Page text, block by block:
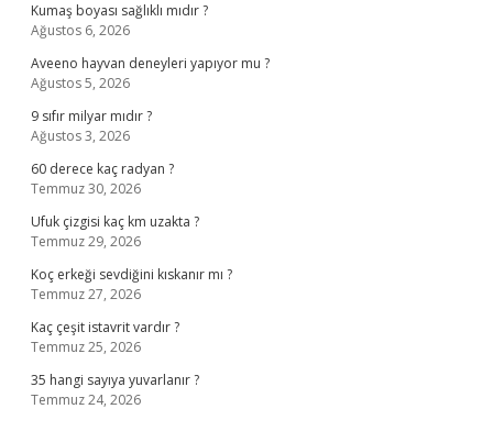
Kumaş boyası sağlıklı mıdır ?
Ağustos 6, 2026
Aveeno hayvan deneyleri yapıyor mu ?
Ağustos 5, 2026
9 sıfır milyar mıdır ?
Ağustos 3, 2026
60 derece kaç radyan ?
Temmuz 30, 2026
Ufuk çizgisi kaç km uzakta ?
Temmuz 29, 2026
Koç erkeği sevdiğini kıskanır mı ?
Temmuz 27, 2026
Kaç çeşit istavrit vardır ?
Temmuz 25, 2026
35 hangi sayıya yuvarlanır ?
Temmuz 24, 2026